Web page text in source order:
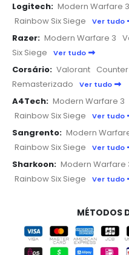
Logitech: Modern Warfare 3
Rainbow Six Siege
Ver tudo
Razer: Modern Warfare 3
Six Siege
Ver tudo
Corsário: Valorant
Remasterizado
Ver tudo
A4Tech: Modern Warfare 3
Rainbow Six Siege
Ver tudo
Sangrento: Modern
Rainbow Six Siege
Ver tudo
Sharkoon: Modern Warfare
Rainbow Six Siege
Ver tudo
MÉTODOS